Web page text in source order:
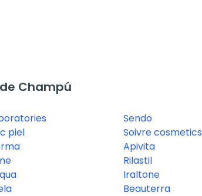
Champú
piel
Sendo
Soivre cosmetics
Apivita
Rilastil
Iraltone
Beauterra